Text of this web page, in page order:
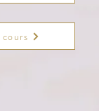
sur l'Ile